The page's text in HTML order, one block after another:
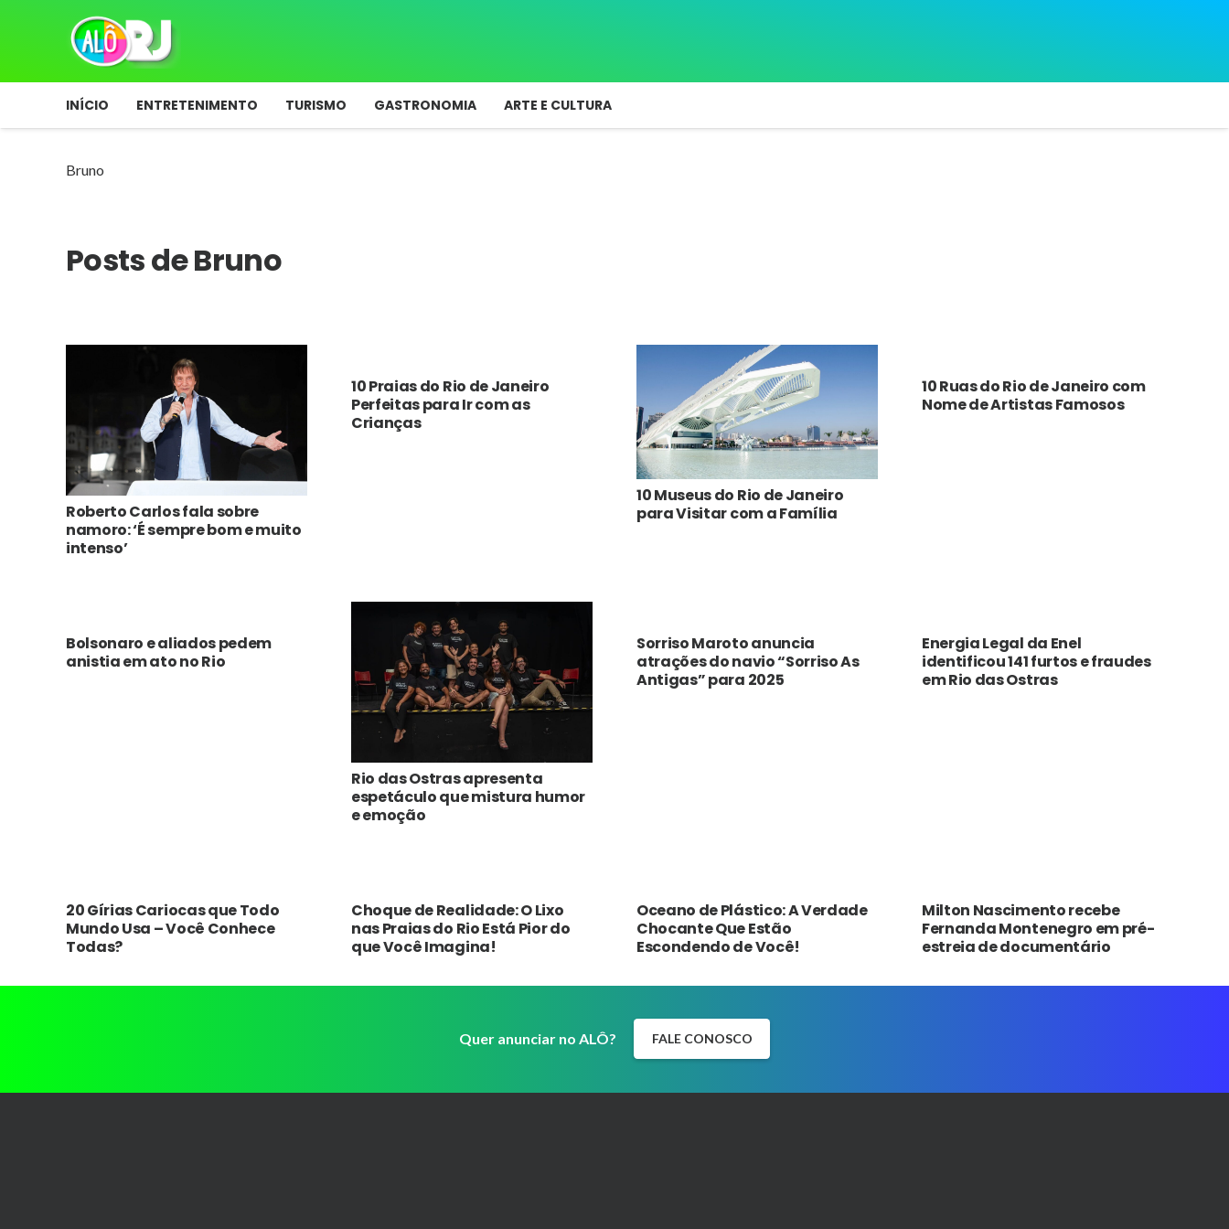
INÍCIO ENTRETENIMENTO TURISMO GASTRONOMIA ARTE E CULTURA
Bruno
Posts de Bruno
Roberto Carlos fala sobre
namoro: ‘É sempre bom e muito
intenso’
10 Praias do Rio de Janeiro
Perfeitas para Ir com as
Crianças
10 Museus do Rio de Janeiro
para Visitar com a Família
10 Ruas do Rio de Janeiro com
Nome de Artistas Famosos
Bolsonaro e aliados pedem
anistia em ato no Rio
Rio das Ostras apresenta
espetáculo que mistura humor
e emoção
Sorriso Maroto anuncia
atrações do navio “Sorriso As
Antigas” para 2025
Energia Legal da Enel
identificou 141 furtos e fraudes
em Rio das Ostras
20 Gírias Cariocas que Todo
Mundo Usa – Você Conhece
Todas?
Choque de Realidade: O Lixo
nas Praias do Rio Está Pior do
que Você Imagina!
Oceano de Plástico: A Verdade
Chocante Que Estão
Escondendo de Você!
Milton Nascimento recebe
Fernanda Montenegro em pré-
estreia de documentário
Quer anunciar no ALÔ? FALE CONOSCO